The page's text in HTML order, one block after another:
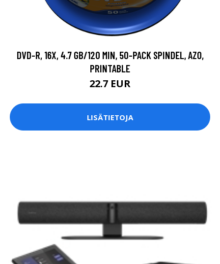
DVD-R, 16X, 4.7 GB/120 MIN, 50-PACK SPINDEL, AZO,
PRINTABLE
22.7 EUR
LISÄTIETOJA